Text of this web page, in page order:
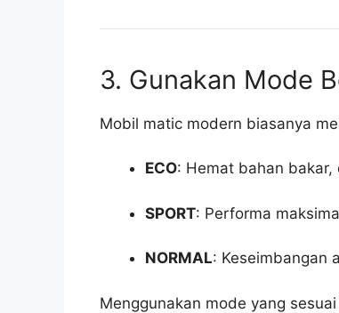
3. Gunakan Mode
Mobil matic modern biasanya
ECO: Hemat bahan
SPORT: Performa
NORMAL: Keseimbangan
Menggunakan mode yang